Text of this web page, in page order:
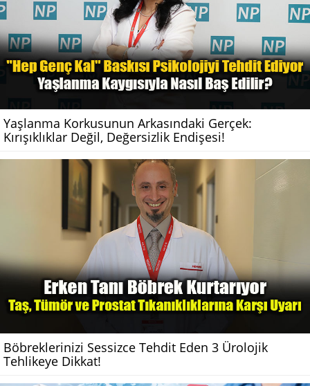
Yaşlanma Korkusunun Arkasındaki Gerçek:
Kırışıklıklar Değil, Değersizlik Endişesi!
Böbreklerinizi Sessizce Tehdit Eden 3 Ürolojik
Tehlikeye Dikkat!